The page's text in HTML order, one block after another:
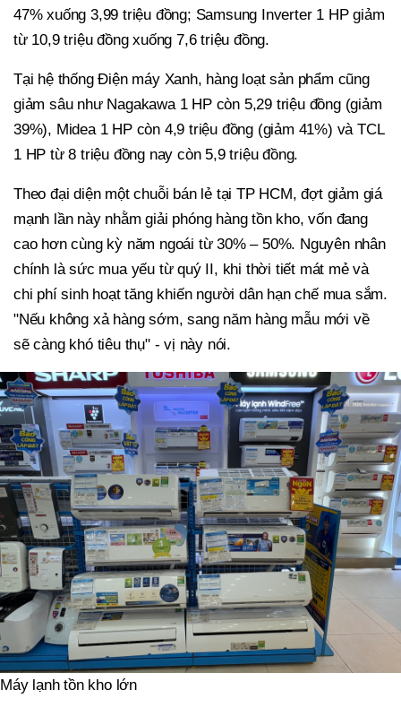
47% xuống 3,99 triệu đồng; Samsung Inverter 1 HP giảm
từ 10,9 triệu đồng xuống 7,6 triệu đồng.
Tại hệ thống Điện máy Xanh, hàng loạt sản phẩm cũng
giảm sâu như Nagakawa 1 HP còn 5,29 triệu đồng (giảm
39%), Midea 1 HP còn 4,9 triệu đồng (giảm 41%) và TCL
1 HP từ 8 triệu đồng nay còn 5,9 triệu đồng.
Theo đại diện một chuỗi bán lẻ tại TP HCM, đợt giảm giá
mạnh lần này nhằm giải phóng hàng tồn kho, vốn đang
cao hơn cùng kỳ năm ngoái từ 30% – 50%. Nguyên nhân
chính là sức mua yếu từ quý II, khi thời tiết mát mẻ và
chi phí sinh hoạt tăng khiến người dân hạn chế mua sắm.
"Nếu không xả hàng sớm, sang năm hàng mẫu mới về
sẽ càng khó tiêu thụ" - vị này nói.
Máy lạnh tồn kho lớn